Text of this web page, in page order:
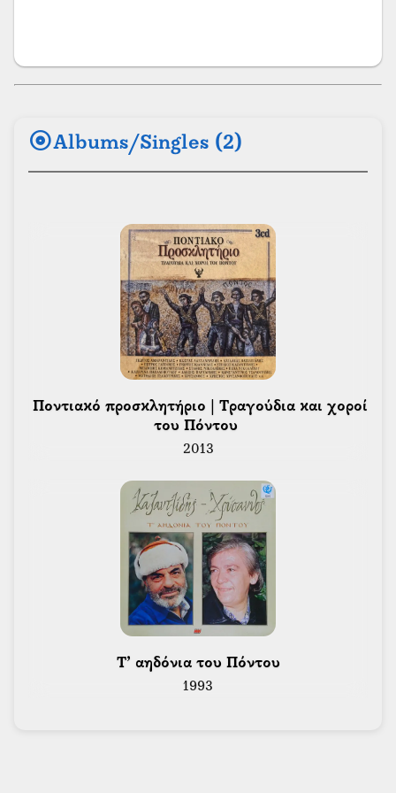
albumAlbums/Singles (2)
του Πόντου
2013
Τ’ αηδόνια του Πόντου
1993